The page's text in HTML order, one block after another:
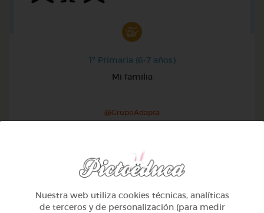
1º Primaria (6-7 años)
Mi familia
@GrupoAdapta
Nuestra web utiliza cookies técnicas, analíticas
de terceros y de personalización (para medir